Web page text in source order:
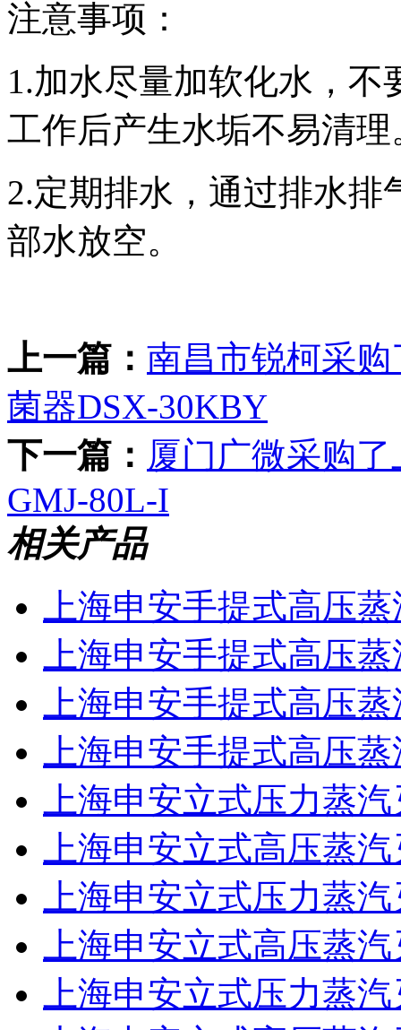
注意事项：
1.加水尽量加软化水，
工作后产生水垢不易清理
2.定期排水，通过排水
部水放空。
上一篇： 南昌市锐柯采
菌器DSX-30KBY
下一篇： 厦门广微采购
GMJ-80L-I
相关产品
上海申安手提式高压
上海申安手提式高压
上海申安手提式高压
上海申安手提式高压
上海申安立式压力蒸
上海申安立式高压蒸
上海申安立式压力蒸
上海申安立式高压蒸
上海申安立式压力蒸